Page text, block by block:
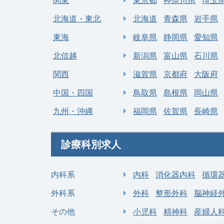
万円
給
北海道・東北
北海道 青森県
岩手県
東海
岐阜県 静岡県
愛知県
北信越
新潟県 富山県
石川県
関西
滋賀県 京都府
大阪府
中国・四国
鳥取県 島根県
岡山県
九州・沖縄
福岡県 佐賀県 長崎県
診療科別求人
内科系 内科 消化器内科
循環
外科系
外科 整形外科
脳神経
その他
小児科 精神科
産婦人